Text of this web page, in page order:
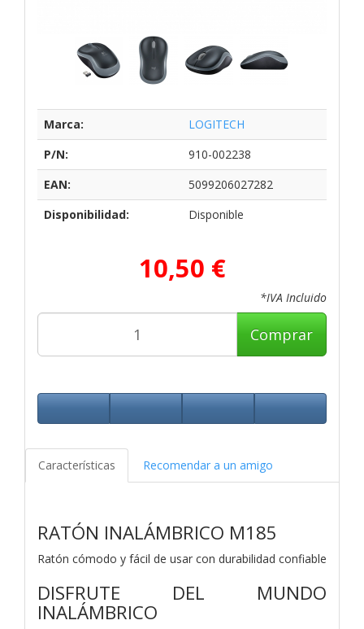
Marca:
LOGITECH
P/N:
910-002238
EAN:
5099206027282
Disponibilidad:
Disponible
10,50 €
*IVA Incluido
Comprar
Características Recomendar a un amigo
RATÓN INALÁMBRICO M185
Ratón cómodo y fácil de usar con durabilidad confiable
DISFRUTE DEL MUNDO
INALÁMBRICO